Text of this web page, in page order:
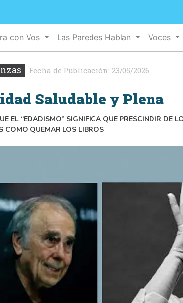
con Vos Las Paredes Hablan Voces
Fecha de Publicación: 23/05/2026
Saludable y Plena
EL “EDADISMO” SIGNIFICA QUE PRESCINDIR DE
COMO QUEMAR LOS LIBROS